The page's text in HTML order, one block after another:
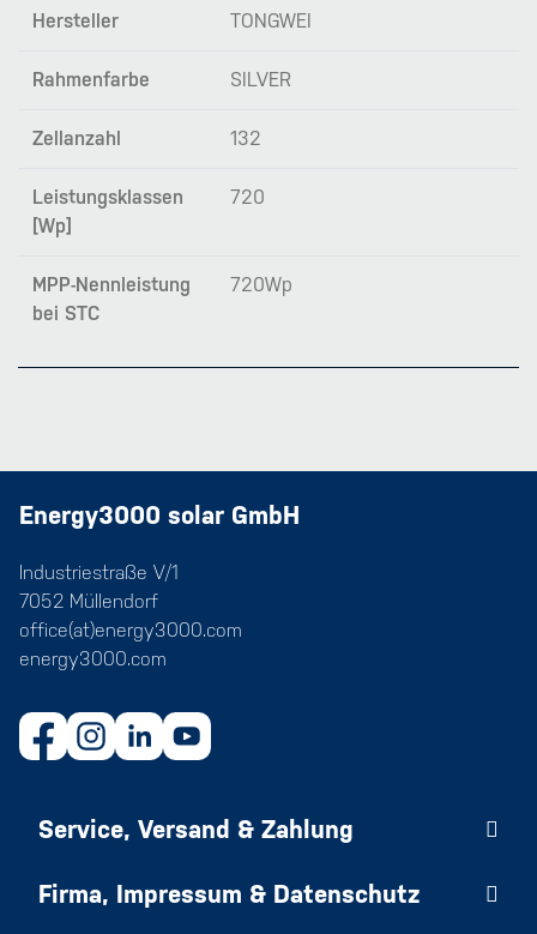
Hersteller TONGWEI
Rahmenfarbe SILVER
Zellanzahl 132
Leistungsklassen
[Wp]
720
MPP-Nennleistung
bei STC
720Wp
Energy3000 solar GmbH
Industriestraße V/1
7052 Müllendorf
office(at)energy3000.com
energy3000.com
Service, Versand & Zahlung
Firma, Impressum & Datenschutz